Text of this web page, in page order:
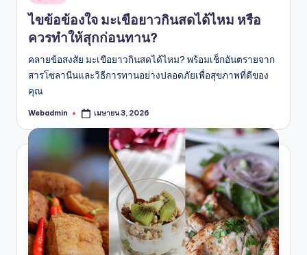
in
ไขข้อข้องใจ มะเขือยาวกินสดได้ไหม หรือ
ควรทำให้สุกก่อนทาน?
คลายข้อสงสัย มะเขือยาวกินสดได้ไหม? พร้อมเช็กอันตรายจาก
สารโซลานีนและวิธีการทานอย่างปลอดภัยเพื่อสุขภาพที่ดีของ
คุณ
Posted
Webadmin เมษายน 3, 2026